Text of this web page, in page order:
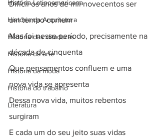
História Latinoamericana
História da Arquitetura
História das ditaduras
História da arte
História da moda
História do trabalho
Literatura
Difícil os anos de mil novecentos ser
um tempo comum
Mas foi nesse período, precisamente na
década de cinquenta
Que pensamentos confluem e uma
nova vida se apresenta
Dessa nova vida, muitos rebentos
surgiram
E cada um do seu jeito suas vidas